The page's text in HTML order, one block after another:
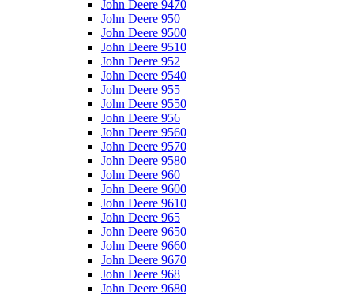
John Deere 9470
John Deere 950
John Deere 9500
John Deere 9510
John Deere 952
John Deere 9540
John Deere 955
John Deere 9550
John Deere 956
John Deere 9560
John Deere 9570
John Deere 9580
John Deere 960
John Deere 9600
John Deere 9610
John Deere 965
John Deere 9650
John Deere 9660
John Deere 9670
John Deere 968
John Deere 9680